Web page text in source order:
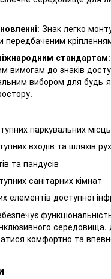
: Знак легко
передбаченим
стандартам
вимогам до знаків
вибором для будь-
паркувальних місць
входів та шляхів
та пандусів
санітарних кімнат
елементів доступної
середовища,
комфортно та